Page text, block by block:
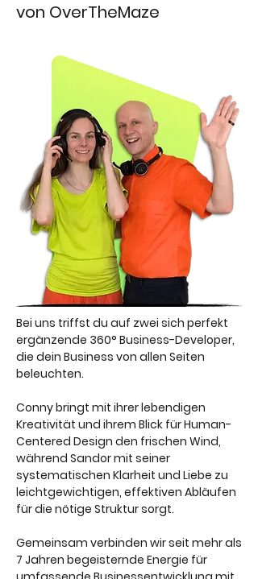
von OverTheMaze
Bei uns triffst du auf zwei sich perfekt
ergänzende 360° Business-Developer,
die dein Business von allen Seiten
beleuchten.
Conny bringt mit ihrer lebendigen
Kreativität und ihrem Blick für Human-
Centered Design den frischen Wind,
während Sandor mit seiner
systematischen Klarheit und Liebe zu
leichtgewichtigen, effektiven Abläufen
für die nötige Struktur sorgt.
Gemeinsam verbinden wir seit mehr als
7 Jahren begeisternde Energie für